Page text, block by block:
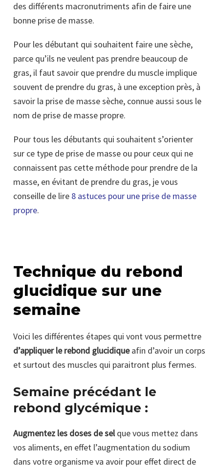
des différents macronutriments afin de faire une
bonne prise de masse.
Pour les débutant qui souhaitent faire une sèche,
parce qu’ils ne veulent pas prendre beaucoup de
gras, il faut savoir que prendre du muscle implique
souvent de prendre du gras, à une exception près, à
savoir la prise de masse sèche, connue aussi sous le
nom de prise de masse propre.
Pour tous les débutants qui souhaitent s’orienter
sur ce type de prise de masse ou pour ceux qui ne
connaissent pas cette méthode pour prendre de la
masse, en évitant de prendre du gras, je vous
conseille de lire 8 astuces pour une prise de masse
propre.
Technique du rebond
glucidique sur une
semaine
Voici les différentes étapes qui vont vous permettre
d’appliquer le rebond glucidiqueafin d’avoir un corps
et surtout des muscles qui paraitront plus fermes.
Semaine précédant le
rebond glycémique :
Augmentez les doses de selque vous mettez dans
vos aliments, en effet l’augmentation du sodium
dans votre organisme va avoir pour effet direct de